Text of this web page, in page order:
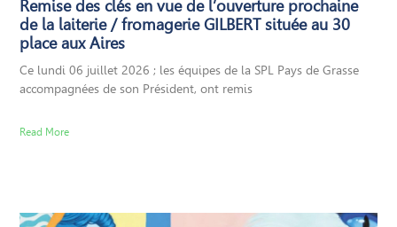
Remise des clés en vue de l’ouverture prochaine
de la laiterie / fromagerie GILBERT située au 30
place aux Aires
Ce lundi 06 juillet 2026 ; les équipes de la SPL Pays de Grasse
accompagnées de son Président, ont remis
Read More